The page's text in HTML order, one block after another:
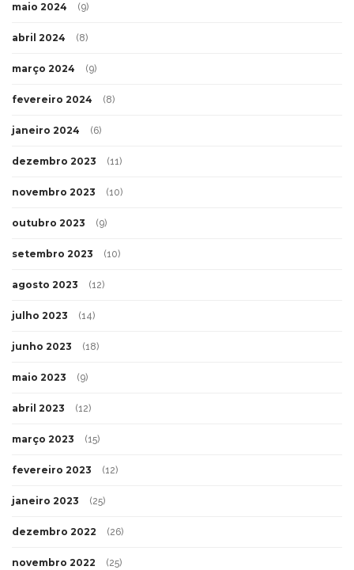
maio 2024 (9)
abril 2024 (8)
março 2024 (9)
fevereiro 2024 (8)
janeiro 2024 (6)
dezembro 2023 (11)
novembro 2023 (10)
outubro 2023 (9)
setembro 2023 (10)
agosto 2023 (12)
julho 2023 (14)
junho 2023 (18)
maio 2023 (9)
abril 2023 (12)
março 2023 (15)
fevereiro 2023 (12)
janeiro 2023 (25)
dezembro 2022 (26)
novembro 2022 (25)